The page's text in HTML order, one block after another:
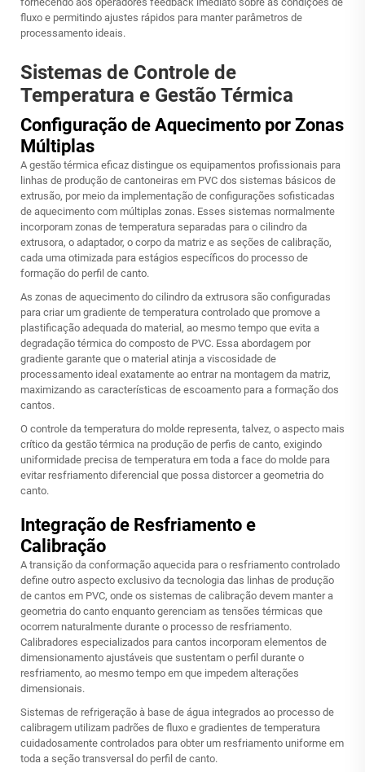
fluxo e permitindo ajustes rápidos para manter parâmetros de
processamento ideais.
Sistemas de Controle de
Temperatura e Gestão Térmica
Configuração de Aquecimento por Zonas
Múltiplas
A gestão térmica eficaz distingue os equipamentos profissionais para
linhas de produção de cantoneiras em PVC dos sistemas básicos de
extrusão, por meio da implementação de configurações sofisticadas
de aquecimento com múltiplas zonas. Esses sistemas normalmente
incorporam zonas de temperatura separadas para o cilindro da
extrusora, o adaptador, o corpo da matriz e as seções de calibração,
cada uma otimizada para estágios específicos do processo de
formação do perfil de canto.
As zonas de aquecimento do cilindro da extrusora são configuradas
para criar um gradiente de temperatura controlado que promove a
plastificação adequada do material, ao mesmo tempo que evita a
degradação térmica do composto de PVC. Essa abordagem por
gradiente garante que o material atinja a viscosidade de
processamento ideal exatamente ao entrar na montagem da matriz,
maximizando as características de escoamento para a formação dos
cantos.
O controle da temperatura do molde representa, talvez, o aspecto mais
crítico da gestão térmica na produção de perfis de canto, exigindo
uniformidade precisa de temperatura em toda a face do molde para
evitar resfriamento diferencial que possa distorcer a geometria do
canto.
Integração de Resfriamento e
Calibração
A transição da conformação aquecida para o resfriamento controlado
define outro aspecto exclusivo da tecnologia das linhas de produção
de cantos em PVC, onde os sistemas de calibração devem manter a
geometria do canto enquanto gerenciam as tensões térmicas que
ocorrem naturalmente durante o processo de resfriamento.
Calibradores especializados para cantos incorporam elementos de
dimensionamento ajustáveis que sustentam o perfil durante o
resfriamento, ao mesmo tempo em que impedem alterações
dimensionais.
Sistemas de refrigeração à base de água integrados ao processo de
calibragem utilizam padrões de fluxo e gradientes de temperatura
cuidadosamente controlados para obter um resfriamento uniforme em
toda a seção transversal do perfil de canto.